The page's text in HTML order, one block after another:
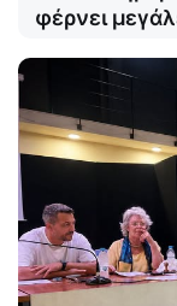
φέρνει